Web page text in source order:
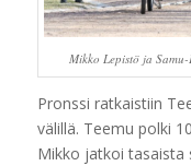
Mikko Lepistö ja
Pronssi ratkaistiin
välillä. Teemu polki
Mikko jatkoi tasaista